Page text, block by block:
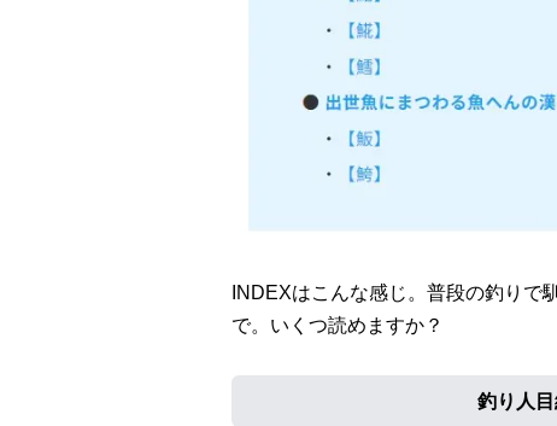
INDEXはこんな感じ。普段の釣りで
で。いくつ読めますか？
釣り人